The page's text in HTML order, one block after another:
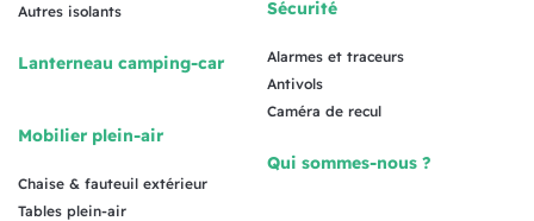
Autres isolants
Lanterneau camping-car
Mobilier plein-air
Chaise & fauteuil extérieur
Tables plein-air
Sécurité
Alarmes et traceurs
Antivols
Caméra de recul
Qui sommes-nous ?